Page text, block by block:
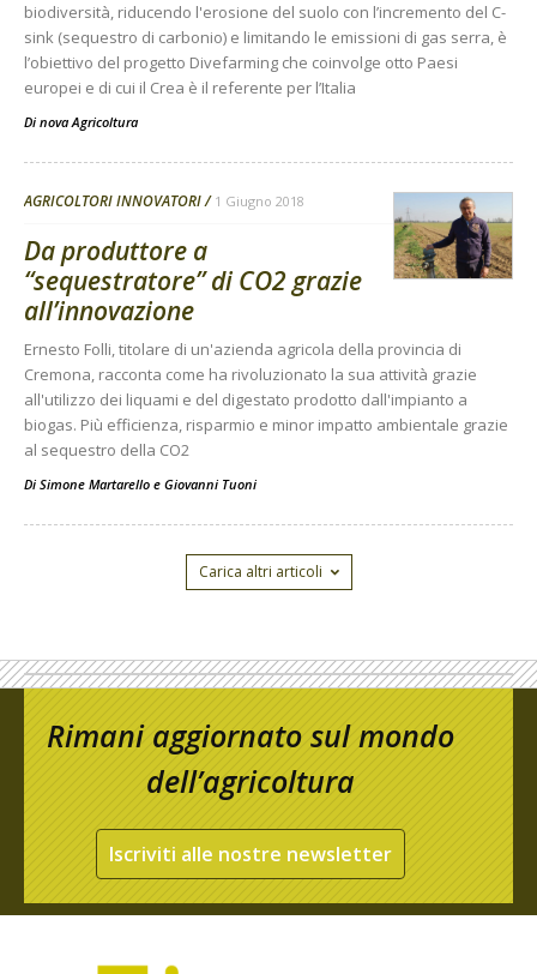
biodiversità, riducendo l'erosione del suolo con l’incremento del C-
sink (sequestro di carbonio) e limitando le emissioni di gas serra, è
l’obiettivo del progetto Divefarming che coinvolge otto Paesi
europei e di cui il Crea è il referente per l’Italia
Di nova Agricoltura
AGRICOLTORI INNOVATORI 1 Giugno 2018
Da produttore a
“sequestratore” di CO2 grazie
all’innovazione
Ernesto Folli, titolare di un'azienda agricola della provincia di
Cremona, racconta come ha rivoluzionato la sua attività grazie
all'utilizzo dei liquami e del digestato prodotto dall'impianto a
biogas. Più efficienza, risparmio e minor impatto ambientale grazie
al sequestro della CO2
Di Simone Martarello e Giovanni Tuoni
Carica altri articoli
Rimani aggiornato sul mondo
dell’agricoltura
Iscriviti alle nostre newsletter